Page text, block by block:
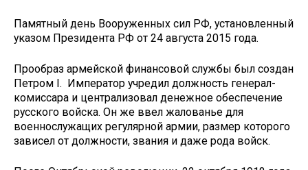
Памятный день Вооруженных сил РФ, установленный
указом Президента РФ от 24 августа 2015 года.
Прообраз армейской финансовой службы был создан
Петром I. Император учредил должность генерал-
комиссара и централизовал денежное обеспечение
русского войска. Он же ввел жалованье для
военнослужащих регулярной армии, размер которого
зависел от должности, звания и даже рода войск.